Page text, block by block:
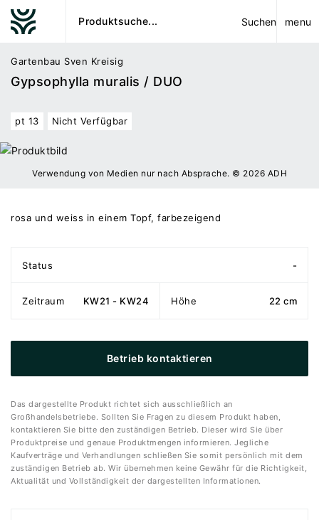
Suchen menu
Gartenbau Sven Kreisig
Gypsophylla muralis / DUO
pt 13 Nicht Verfügbar
Verwendung von Medien nur nach Absprache. © 2026 ADH
rosa und weiss in einem Topf, farbezeigend
Status -
Zeitraum KW21 - KW24 Höhe 22 cm
Betrieb kontaktieren
Das dargestellte Produkt richtet sich ausschließlich an
Großhandelsbetriebe. Sollten Sie Fragen zu diesem Produkt haben,
kontaktieren Sie bitte den zuständigen Betrieb. Dieser wird Sie über
Produktpreise und genaue Produktmengen informieren. Jegliche
Kaufverträge und Verhandlungen schließen Sie somit persönlich mit dem
zuständigen Betrieb ab. Wir übernehmen keine Gewähr für die Richtigkeit,
Aktualität und Vollständigkeit der dargestellten Informationen.